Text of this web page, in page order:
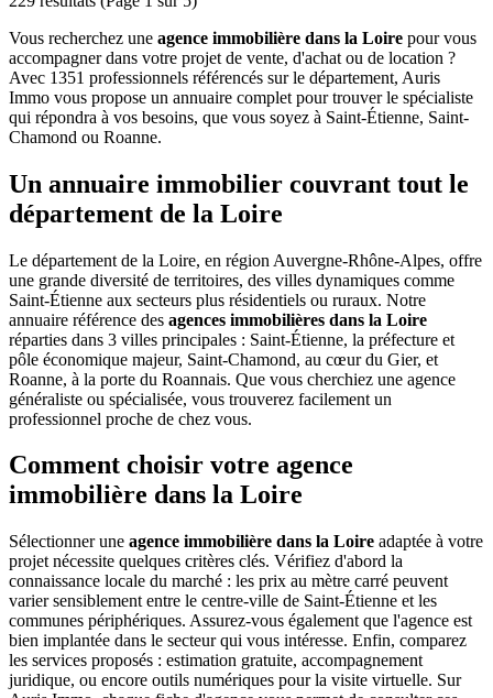
Vous recherchez une agence immobilière dans la Loire pour vous
accompagner dans votre projet de vente, d'achat ou de location ?
Avec 1351 professionnels référencés sur le département, Auris
Immo vous propose un annuaire complet pour trouver le spécialiste
qui répondra à vos besoins, que vous soyez à Saint-Étienne, Saint-
Chamond ou Roanne.
Un annuaire immobilier couvrant tout le
département de la Loire
Le département de la Loire, en région Auvergne-Rhône-Alpes, offre
une grande diversité de territoires, des villes dynamiques comme
Saint-Étienne aux secteurs plus résidentiels ou ruraux. Notre
annuaire référence des agences immobilières dans la Loire
réparties dans 3 villes principales : Saint-Étienne, la préfecture et
pôle économique majeur, Saint-Chamond, au cœur du Gier, et
Roanne, à la porte du Roannais. Que vous cherchiez une agence
généraliste ou spécialisée, vous trouverez facilement un
professionnel proche de chez vous.
Comment choisir votre agence
immobilière dans la Loire
Sélectionner une agence immobilière dans la Loire adaptée à votre
projet nécessite quelques critères clés. Vérifiez d'abord la
connaissance locale du marché : les prix au mètre carré peuvent
varier sensiblement entre le centre-ville de Saint-Étienne et les
communes périphériques. Assurez-vous également que l'agence est
bien implantée dans le secteur qui vous intéresse. Enfin, comparez
les services proposés : estimation gratuite, accompagnement
juridique, ou encore outils numériques pour la visite virtuelle. Sur